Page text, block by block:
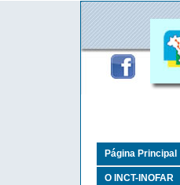
Página Principal
O INCT-INOFAR